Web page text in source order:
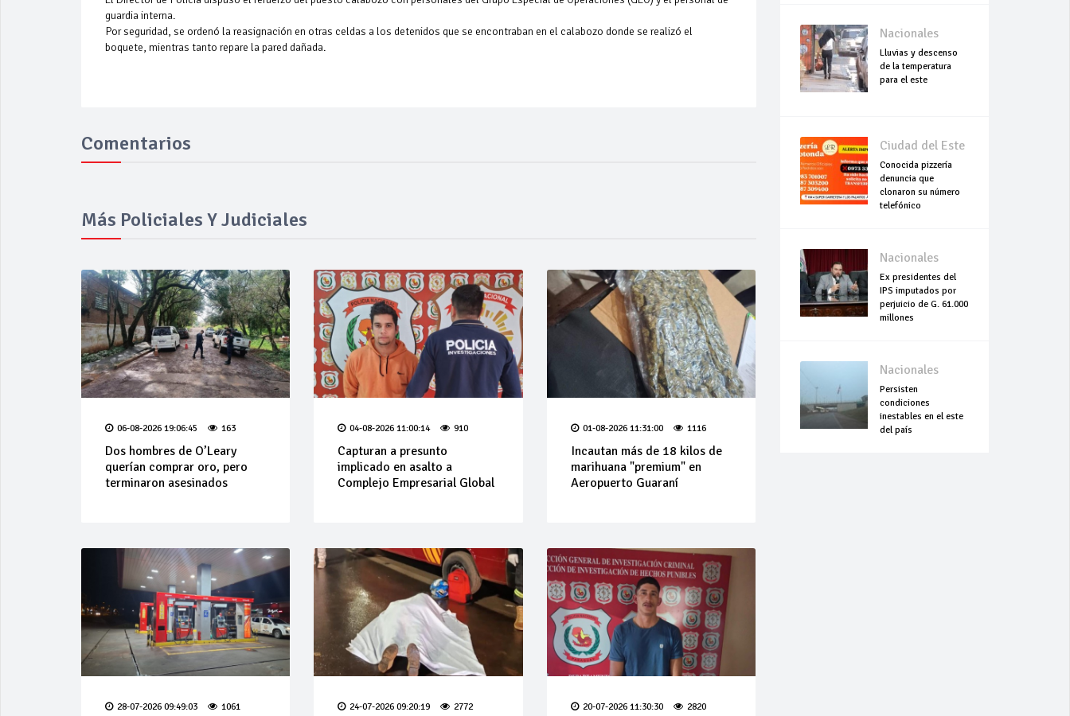
guardia interna.
Por seguridad, se ordenó la reasignación en otras celdas a los detenidos que se encontraban en el calabozo donde se realizó el
boquete, mientras tanto repare la pared dañada.
Comentarios
Más Policiales Y Judiciales
06-08-2026 19:06:45 163
Dos hombres de O’Leary
querían comprar oro, pero
terminaron asesinados
04-08-2026 11:00:14 910
Capturan a presunto
implicado en asalto a
Complejo Empresarial Global
01-08-2026 11:31:00 1116
Incautan más de 18 kilos de
marihuana "premium" en
Aeropuerto Guaraní
28-07-2026 09:49:03 1061 24-07-2026 09:20:19 2772 20-07-2026 11:30:30 2820
Nacionales
Lluvias y descenso
de la temperatura
para el este
Ciudad del Este
Conocida pizzería
denuncia que
clonaron su número
telefónico
Nacionales
Ex presidentes del
IPS imputados por
perjuicio de G. 61.000
millones
Nacionales
Persisten
condiciones
inestables en el este
del país